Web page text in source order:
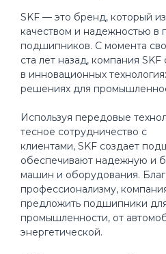
SKF — это бренд, который
качеством и надежностью в
подшипников. С момента
ста лет назад, компания
в инновационных
решениях для
Используя передовые
тесное сотрудничество с
клиентами, SKF создает
обеспечивают надежную и
машин и оборудования.
профессионализму,
предложить подшипники
промышленности, от
энергетической.